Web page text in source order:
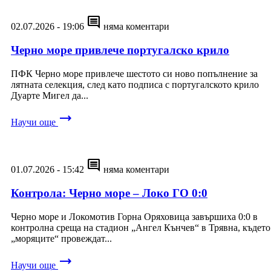
02.07.2026 - 19:06 comment няма коментари
Черно море привлече португалско крило
ПФК Черно море привлече шестото си ново попълнение за
лятната селекция, след като подписа с португалското крило
Дуарте Мигел да...
Научи още trending_flat
01.07.2026 - 15:42 comment няма коментари
Контрола: Черно море – Локо ГО 0:0
Черно море и Локомотив Горна Оряховица завършиха 0:0 в
контролна среща на стадион „Ангел Кънчев“ в Трявна, където
„моряците“ провеждат...
Научи още trending_flat